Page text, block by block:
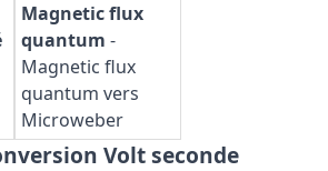
Magnetic flux
quantum -
Magnetic flux
quantum vers
Microweber
Volt seconde